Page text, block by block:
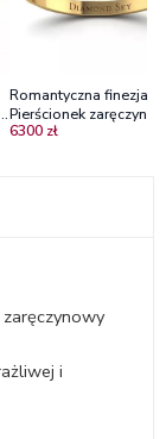
Romantyczna finezja -
Pierścionek
żółtego złota z białym
6300 zł
i